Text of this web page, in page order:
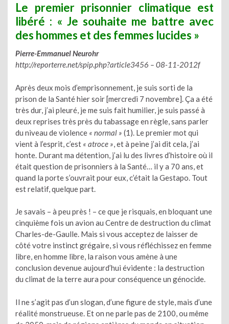
Le premier prisonnier climatique est
libéré : « Je souhaite me battre avec
des hommes et des femmes lucides »
Pierre-Emmanuel Neurohr
http://reporterre.net/spip.php?article3456 – 08-11-2012f
Après deux mois d’emprisonnement, je suis sorti de la
prison de la Santé hier soir [mercredi 7 novembre]. Ça a été
très dur, j’ai pleuré, je me suis fait humilier, je suis passé à
deux reprises très près du tabassage en règle, sans parler
du niveau de violence « normal » (1). Le premier mot qui
vient à l’esprit, c’est « atroce » , et à peine j’ai dit cela, j’ai
honte. Durant ma détention, j’ai lu des livres d’histoire où il
était question de prisonniers à la Santé… il y a 70 ans, et
quand la porte s’ouvrait pour eux, c’était la Gestapo. Tout
est relatif, quelque part.
Je savais – à peu près ! – ce que je risquais, en bloquant une
cinquième fois un avion au Centre de destruction du climat
Charles-de-Gaulle. Mais si vous acceptez de laisser de
côté votre instinct grégaire, si vous réfléchissez en femme
libre, en homme libre, la raison vous amène à une
conclusion devenue aujourd’hui évidente : la destruction
du climat de la terre aura pour conséquence un génocide.
Il ne s’agit pas d’un slogan, d’une figure de style, mais d’une
réalité monstrueuse. Et on ne parle pas de 2100, ou même